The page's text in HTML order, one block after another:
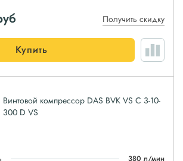
Получить скидку
Купить
Винтовой компрессор DAS BVK VS C 3-10-
300 D VS
380 л/мин